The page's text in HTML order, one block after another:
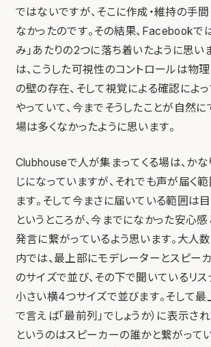
ではないですが、そこに作成・維持の手
なかったのです。その結果、Facebookで
み」あたりの2つに落ち着いたように思い
は、こうした可視性のコントロールは物
の壁の存在、そして視覚による確認によ
やっていて、今までそうしたことが自然に
場は多くなかったように思います。
Clubhouseで人が集まってくる場は、か
じになっていますが、それでも声が届く
ます。そして今まさに届いている範囲は
というところが、今までになかった安心
発言に繋がっているよう思います。大人
内では、最上部にモデレーターとスピー
のサイズで並び、その下で聞いているリ
小さい横4つサイズで並びます。そして最
で言えば「最前列」でしょうか）に表示さ
というのはスピーカーの誰かと繋がって